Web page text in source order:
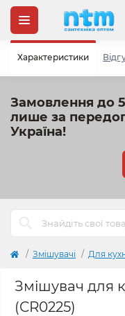
Замовлення до
лише за
Україна!
Змішувачі Для
Змішувач для
(CR0225)
Характеристики